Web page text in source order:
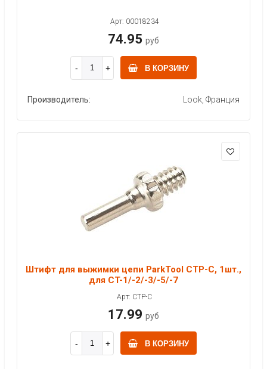
Арт: 00018234
74.95 руб
В КОРЗИНУ
Производитель: Look, Франция
Штифт для выжимки цепи ParkTool CTP-C, 1шт.,
для CT-1/-2/-3/-5/-7
Арт: CTP-C
17.99 руб
В КОРЗИНУ